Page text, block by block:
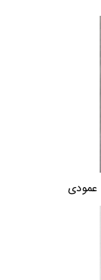
عمودی